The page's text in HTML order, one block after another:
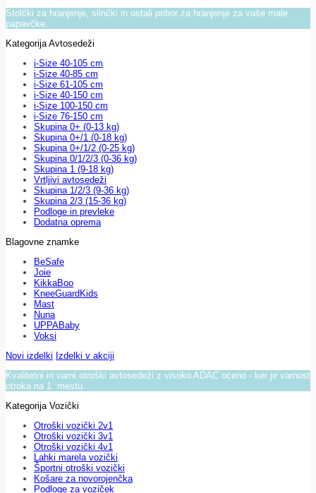
Stolčki za hranjenje, slinčki in ostali pribor za hranjenje za vaše male
papavčke.
Kategorija Avtosedeži
i-Size 40-105 cm
i-Size 40-85 cm
i-Size 61-105 cm
i-Size 40-150 cm
i-Size 100-150 cm
i-Size 76-150 cm
Skupina 0+ (0-13 kg)
Skupina 0+/1 (0-18 kg)
Skupina 0+/1/2 (0-25 kg)
Skupina 0/1/2/3 (0-36 kg)
Skupina 1 (9-18 kg)
Vrtljivi avtosedeži
Skupina 1/2/3 (9-36 kg)
Skupina 2/3 (15-36 kg)
Podloge in prevleke
Dodatna oprema
Blagovne znamke
BeSafe
Joie
KikkaBoo
KneeGuardKids
Mast
Nuna
UPPABaby
Voksi
Novi izdelki Izdelki v akciji
Kvalitetni in varni otroški avtosedeži z visoko ADAC oceno - ker je varnost
otroka na 1. mestu.
Kategorija Vozički
Otroški vozički 2v1
Otroški vozički 3v1
Otroški vozički 4v1
Lahki marela vozički
Športni otroški vozički
Košare za novorojenčka
Podloge za voziček